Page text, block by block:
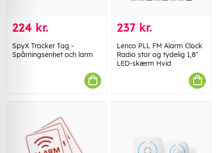
224 kr.
SpyX Tracker Tag -
Spårningsenhet och larm
237 kr.
Lenco PLL FM Alarm Clock
Radio stor og tydelig 1,8"
LED-skærm Hvid